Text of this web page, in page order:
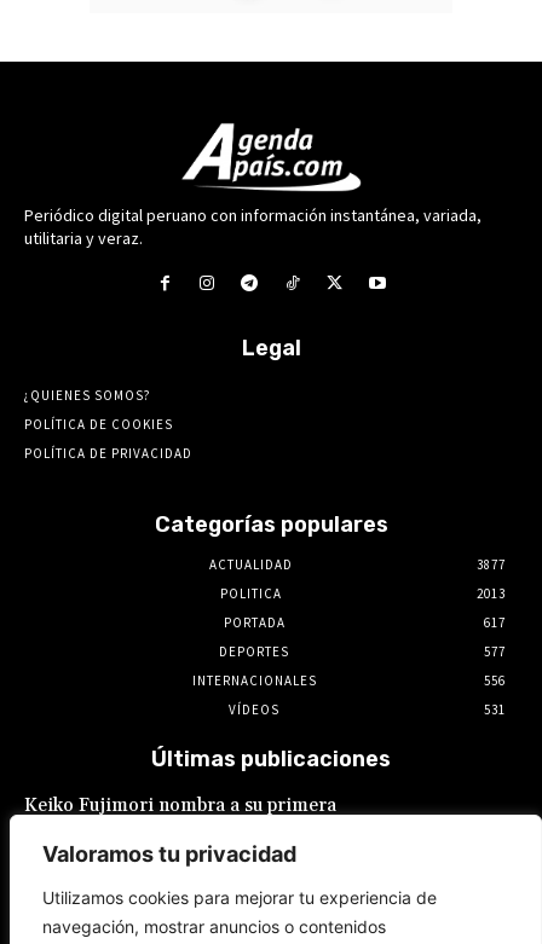
Valoramos tu privacidad
Utilizamos cookies para mejorar tu experiencia de
navegación, mostrar anuncios o contenidos
Periódico digital peruano con información instantánea, variada,
utilitaria y veraz.
Legal
¿QUIENES SOMOS?
POLÍTICA DE COOKIES
POLÍTICA DE PRIVACIDAD
Categorías populares
ACTUALIDAD
3877
POLITICA
2013
PORTADA
617
DEPORTES
577
INTERNACIONALES
556
VÍDEOS
531
Últimas publicaciones
Keiko Fujimori nombra a su primera
encargada: es Hilda Sandoval Cornejo